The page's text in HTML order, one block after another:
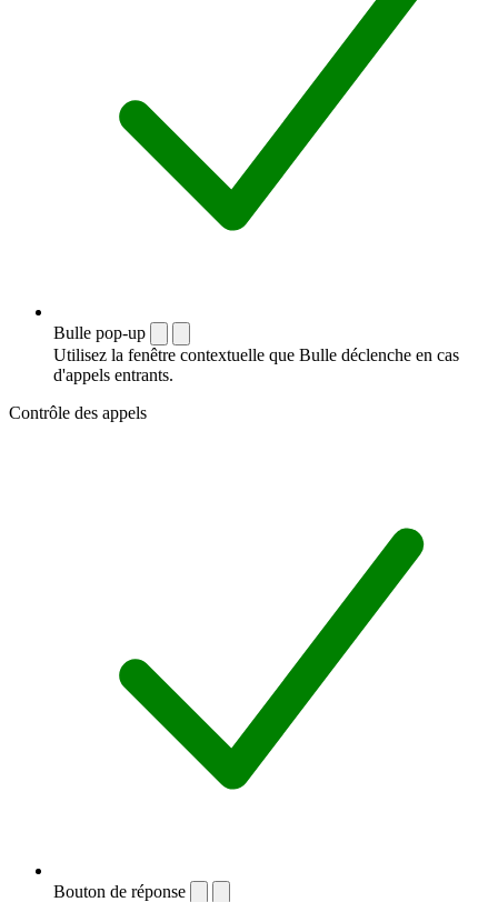
Bulle pop-up
Utilisez la fenêtre contextuelle que Bulle déclenche en cas
d'appels entrants.
Contrôle des appels
Bouton de réponse